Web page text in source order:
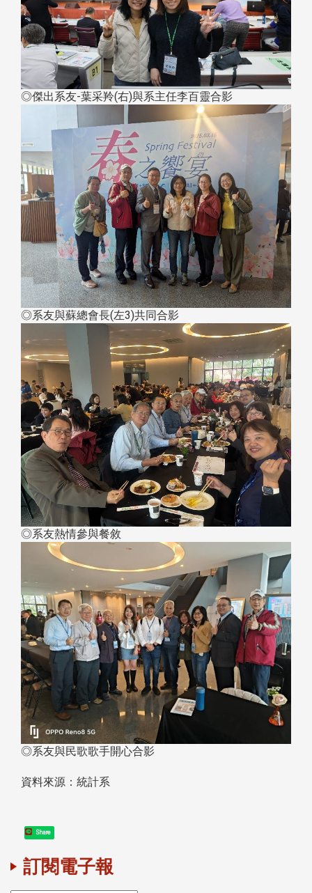
◎傑出系友-葉采羚(右)與系主任李百靈合影
◎系友與蘇總會長(左3)共同合影
◎系友熱情參與餐敘
◎系友與民歌歌手開心合影
資料來源：統計系
Share
訂閱電子報